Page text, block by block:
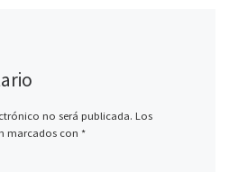
no será publicada. Los
marcados con *